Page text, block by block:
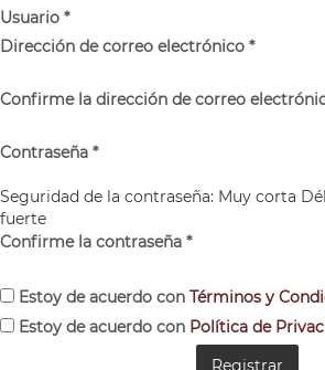
Usuario *
Dirección de correo electrónico *
Confirme la dirección de correo
Contraseña *
Seguridad de la contraseña: Muy corta
fuerte
Confirme la contraseña *
Estoy de acuerdo con Términos y
Estoy de acuerdo con Política de